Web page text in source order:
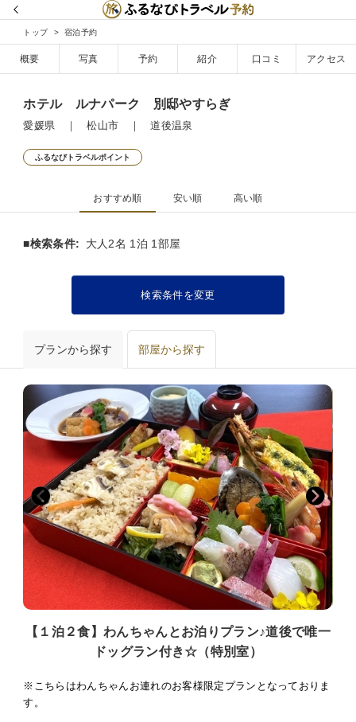
トップ 宿泊予約
概要 写真 予約 紹介 口コミ アクセス
ホテル ルナパーク 別邸やすらぎ
愛媛県 ｜ 松山市 ｜ 道後温泉
ふるなびトラベルポイント
おすすめ順 安い順 高い順
■検索条件: 大人2名 1泊 1部屋
検索条件を変更
プランから探す 部屋から探す
【１泊２食】わんちゃんとお泊りプラン♪道後で唯一
ドッグラン付き☆（特別室）
※こちらはわんちゃんお連れのお客様限定プランとなっておりま
す。